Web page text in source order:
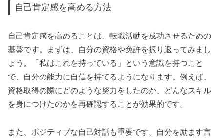
自己肯定感を高める方法
自己肯定感を高めることは、転職活動を成功させるための
基盤です。まずは、自分の資格や免許を振り返ってみまし
ょう。「私はこれを持っている」という意識を持つこと
で、自分の能力に自信を持てるようになります。例えば、
資格取得の際にどのような努力をしたのか、どんなスキル
を身につけたのかを再確認することが効果的です。
また、ポジティブな自己対話も重要です。自分を励ます言